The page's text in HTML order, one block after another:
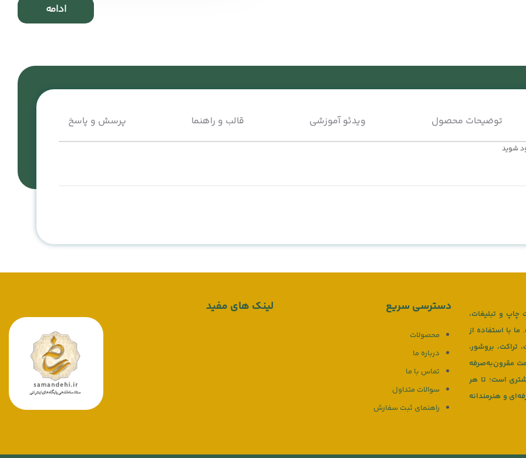
ادامه
توضیحات محصول ویدئو آموزشی قالب و راهنما پرسش و پاسخ
شوید
چاپ و تبلیغات،
با استفاده از
تراکت، بروشور،
مقرون‌به‌صرفه
است؛ تا هر
و هنرمندانه
دسترسی سریع
محصولات
درباره ما
تماس با ما
سوالات متداول
راهنمای ثبت سفارش
لینک های مفید